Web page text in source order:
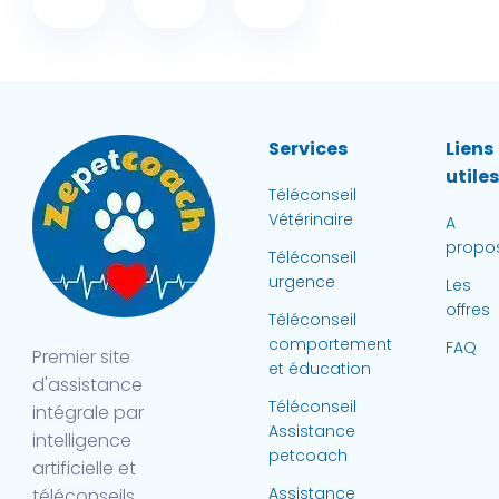
Premier site
d'assistance
intégrale par
intelligence
artificielle et
Services
Téléconseil
Vétérinaire
Téléconseil
urgence
Téléconseil
comportement
et éducation
Téléconseil
Assistance
petcoach
Assistance
Liens
utiles
A
Les
offres
FAQ